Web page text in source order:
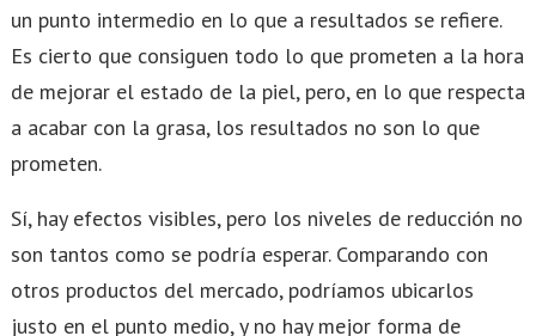
un punto intermedio en lo que a resultados se refiere.
Es cierto que consiguen todo lo que prometen a la hora
de mejorar el estado de la piel, pero, en lo que respecta
a acabar con la grasa, los resultados no son lo que
prometen.
Sí, hay efectos visibles, pero los niveles de reducción no
son tantos como se podría esperar. Comparando con
otros productos del mercado, podríamos ubicarlos
justo en el punto medio, y no hay mejor forma de